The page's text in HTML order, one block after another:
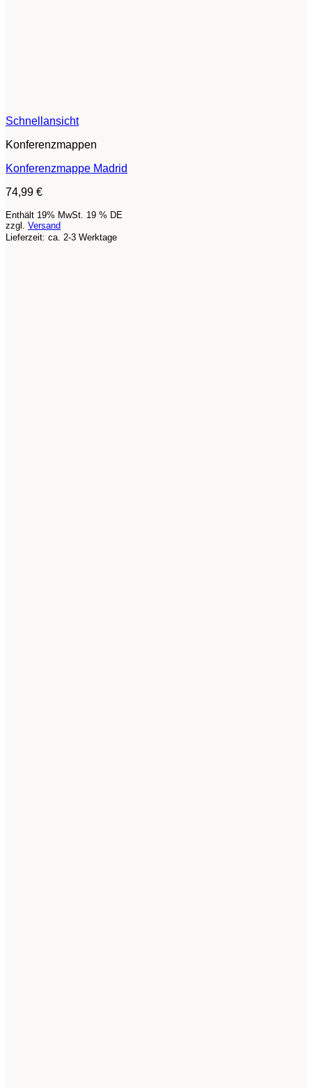
Schnellansicht
Konferenzmappen
Konferenzmappe Madrid
74,99 €
Enthält 19% MwSt. 19 % DE
zzgl. Versand
Lieferzeit: ca. 2-3 Werktage